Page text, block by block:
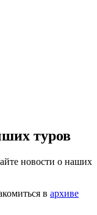
туров
новости о наших
в архиве